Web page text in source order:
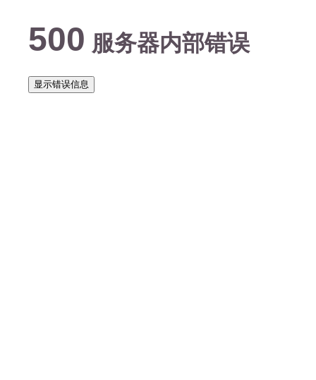
500 服务器内部错误